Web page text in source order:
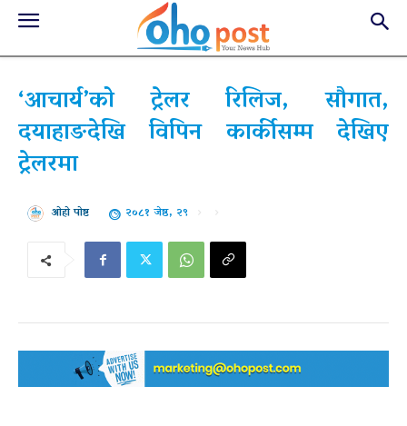
‘आचार्य’को ट्रेलर रिलिज, सौगात,
दयाहाङदेखि विपिन कार्कीसम्म देखिए
ट्रेलरमा
ओहो पोष्ट २०८१ जेष्ठ, २९